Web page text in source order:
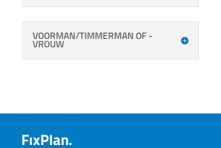
VOORMAN/TIMMERMAN OF -
VROUW